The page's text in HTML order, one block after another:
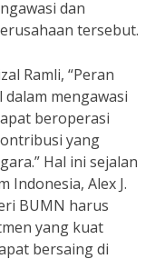
dan
tersebut.
Ramli, “Peran
mengawasi
beroperasi
yang
Hal ini sejalan
Indonesia, Alex J.
BUMN harus
yang kuat
bersaing di